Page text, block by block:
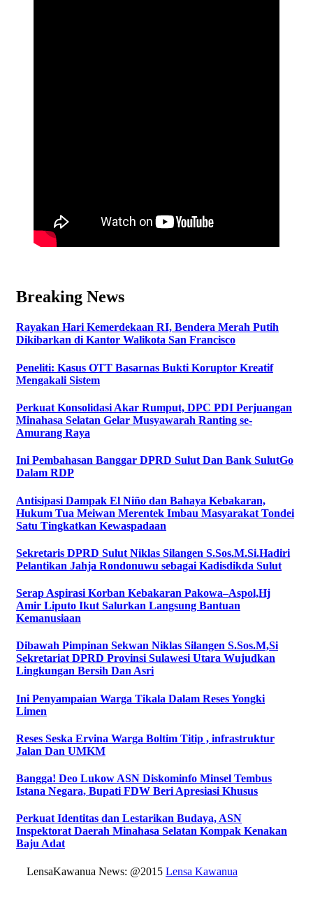
Breaking News
Rayakan Hari Kemerdekaan RI, Bendera Merah Putih
Dikibarkan di Kantor Walikota San Francisco
Peneliti: Kasus OTT Basarnas Bukti Koruptor Kreatif
Mengakali Sistem
Perkuat Konsolidasi Akar Rumput, DPC PDI Perjuangan
Minahasa Selatan Gelar Musyawarah Ranting se-
Amurang Raya
Ini Pembahasan Banggar DPRD Sulut Dan Bank SulutGo
Dalam RDP
Antisipasi Dampak El Niño dan Bahaya Kebakaran,
Hukum Tua Meiwan Merentek Imbau Masyarakat Tondei
Satu Tingkatkan Kewaspadaan
Sekretaris DPRD Sulut Niklas Silangen S.Sos.M.Si.Hadiri
Pelantikan Jahja Rondonuwu sebagai Kadisdikda Sulut
Serap Aspirasi Korban Kebakaran Pakowa–Aspol,Hj
Amir Liputo Ikut Salurkan Langsung Bantuan
Kemanusiaan
Dibawah Pimpinan Sekwan Niklas Silangen S.Sos.M,Si
Sekretariat DPRD Provinsi Sulawesi Utara Wujudkan
Lingkungan Bersih Dan Asri
Ini Penyampaian Warga Tikala Dalam Reses Yongki
Limen
Reses Seska Ervina Warga Boltim Titip , infrastruktur
Jalan Dan UMKM
Bangga! Deo Lukow ASN Diskominfo Minsel Tembus
Istana Negara, Bupati FDW Beri Apresiasi Khusus‎
Perkuat Identitas dan Lestarikan Budaya, ASN
Inspektorat Daerah Minahasa Selatan Kompak Kenakan
Baju Adat
LensaKawanua News: @2015 Lensa Kawanua